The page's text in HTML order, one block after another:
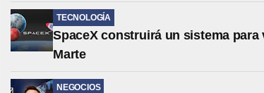
TECNOLOGÍA
SpaceX construirá un sistema
Marte
NEGOCIOS